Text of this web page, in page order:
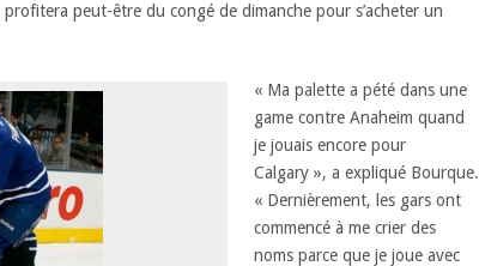
profitera peut-être du congé de dimanche pour s’acheter un
« Ma palette a pété dans une
game contre Anaheim quand
je jouais encore pour
Calgary », a expliqué Bourque.
« Dernièrement, les gars ont
commencé à me crier des
noms parce que je joue avec